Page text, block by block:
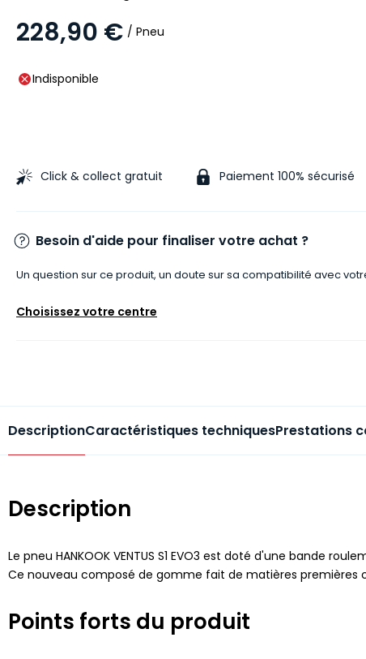
228,90 € / Pneu
Indisponible
Click & collect gratuit Paiement 100% sécurisé
Besoin d'aide pour finaliser votre achat ?
Un question sur ce produit, un doute sur sa compatibilité avec
Choisissez votre centre
DescriptionCaractéristiques techniquesPrestations
Description
Le pneu HANKOOK VENTUS S1 EVO3 est doté d'une bande
Ce nouveau composé de gomme fait de matières premières
Points forts du produit